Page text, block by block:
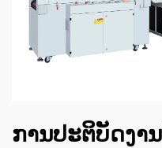
ການປະຕິບັດງາ